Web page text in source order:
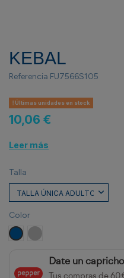
KEBAL
Referencia FU7566S105
Últimas unidades en stock
10,06 €
Leer más
Talla
Color
ROYAL GRIS VIGORE
Date un capricho